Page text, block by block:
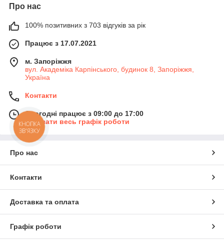
Про нас
100% позитивних з 703 відгуків за рік
Працює з 17.07.2021
м. Запоріжжя
вул. Академіка Карпінського, будинок 8, Запоріжжя,
Україна
Контакти
Сьогодні працює з 09:00 до 17:00
Показати весь графік роботи
Про нас
Контакти
Доставка та оплата
Графік роботи
КНОПКА
ЗВ'ЯЗКУ